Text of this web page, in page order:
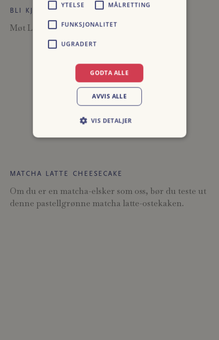
BLI KJENT MED KUNDENE VÅRE
Møt Liv og les om hennes favoritter.
MATCHA LATTE CHEESECAKE
Om du er en matcha-elsker som oss, bør du teste ut
denne pastellgrønne matcha latte-ostekaken.
YTELSE MÅLRETTING
FUNKSJONALITET
UGRADERT
GODTA ALLE
AVVIS ALLE
VIS DETALJER